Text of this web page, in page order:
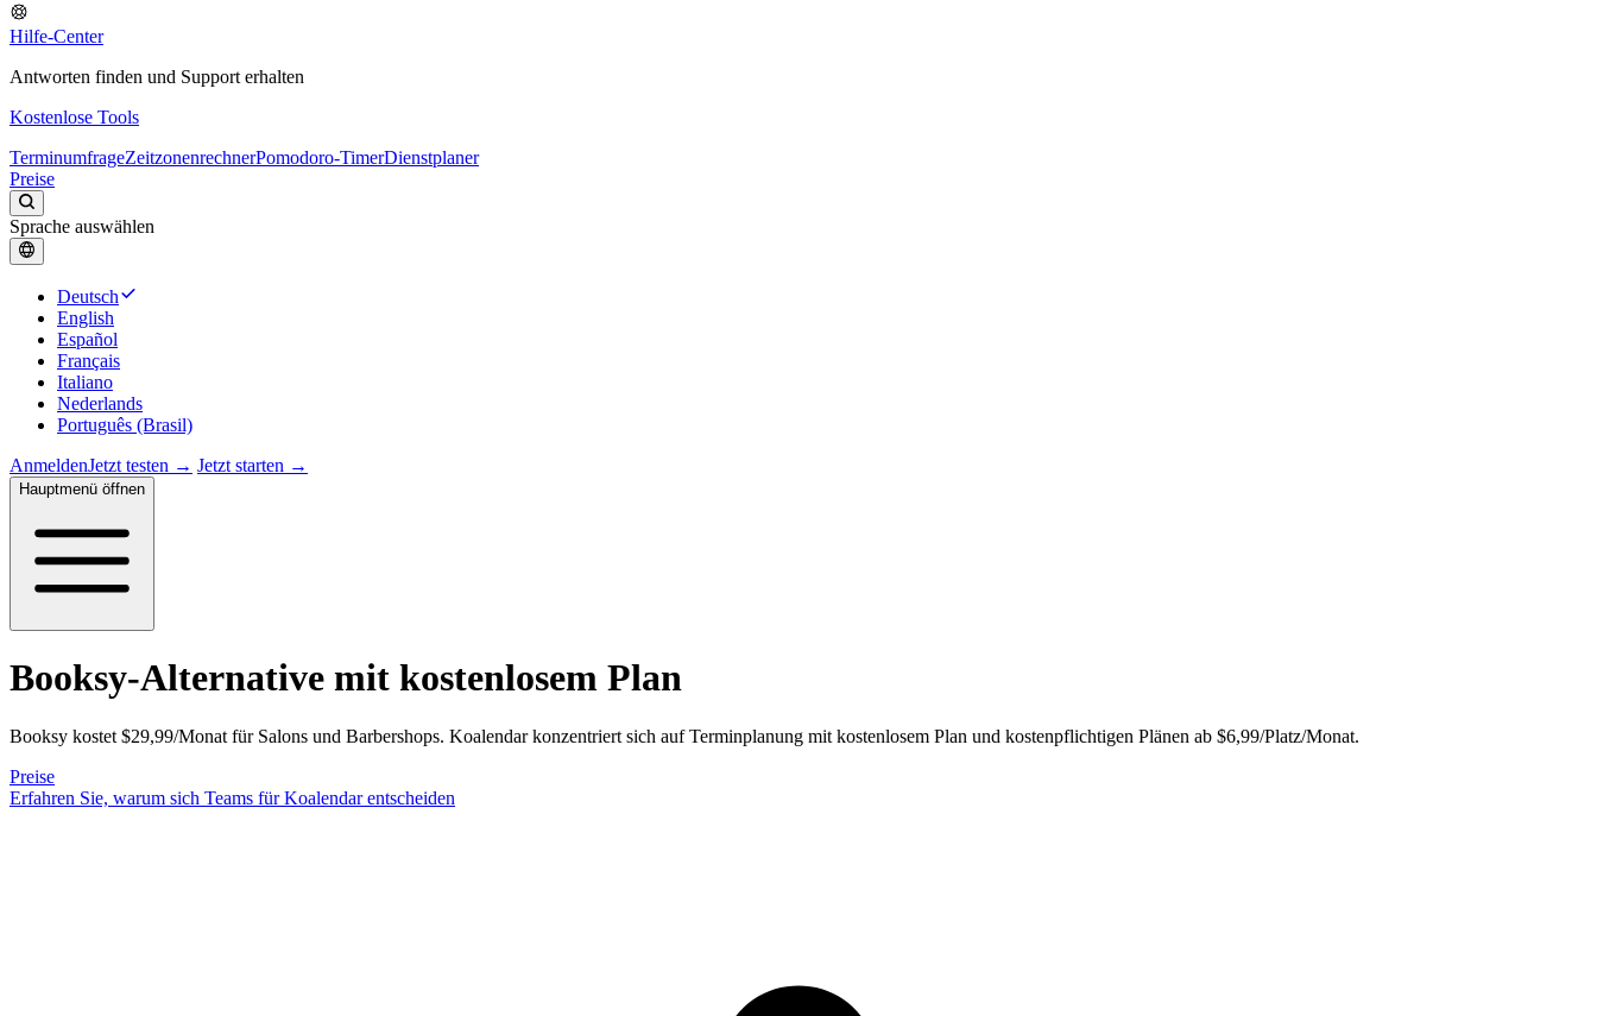
Hilfe-Center
Antworten finden und Support erhalten
Kostenlose Tools
TerminumfrageZeitzonenrechnerPomodoro-TimerDienstplaner
Preise
Sprache auswählen
Deutsch
English
Español
Français
Italiano
Nederlands
Português (Brasil)
AnmeldenJetzt testen → Jetzt starten →
Hauptmenü öffnen
Booksy-Alternative mit kostenlosem Plan
Booksy kostet $29,99/Monat für Salons und Barbershops. Koalendar konzentriert sich auf Terminplanung mit kostenlosem Plan und kostenpflichtigen Plänen ab $6,99/Platz/Monat.
Preise
Erfahren Sie, warum sich Teams für Koalendar entscheiden